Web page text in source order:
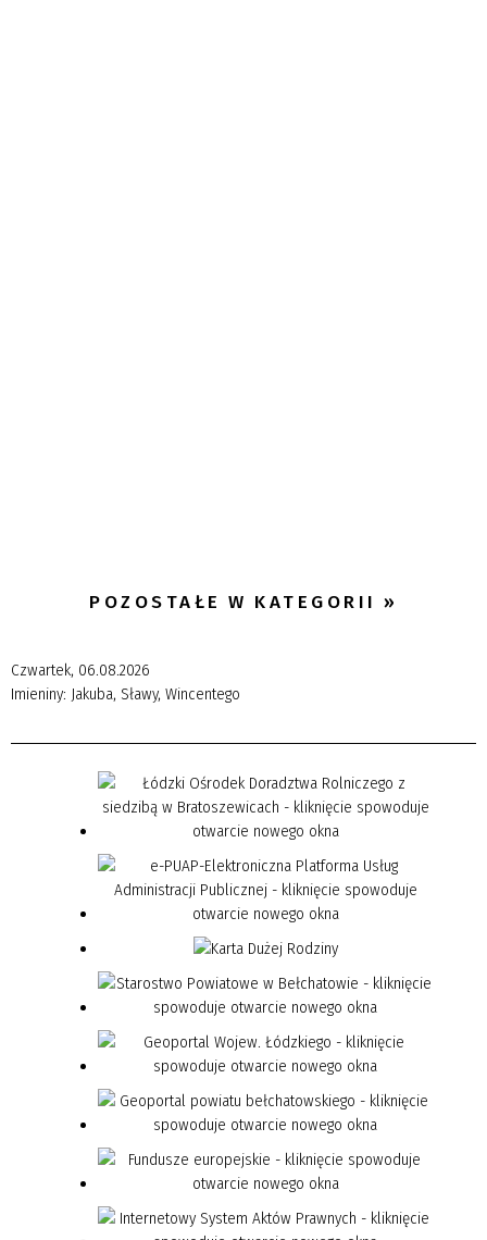
POZOSTAŁE W KATEGORII
Czwartek, 06.08.2026
Imieniny: Jakuba, Sławy, Wincentego